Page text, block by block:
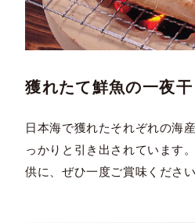
獲れたて鮮魚の一夜干
日本海で獲れたそれぞれの海
っかりと引き出されています
供に、ぜひ一度ご賞味ください